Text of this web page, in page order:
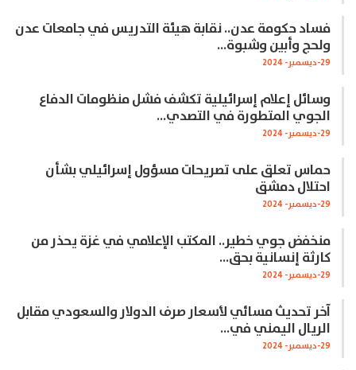
فساد حكومة عدن.. نقابة هيئة التدريس في جامعات عدن
ولحج وأبين وشبوة…
29-ديسمبر- 2024
وسائل إعلام إسرائيلية تكشف فشل منظومات الدفاع
الجوي المتطورة في التصدي…
29-ديسمبر- 2024
حماس تعلق على تصريحات مسؤول إسرائيلي بشأن
احتلال دمشق
29-ديسمبر- 2024
منخفض جوي خطير.. المكتب الإعلامي في غزة يحذر من
كارثة إنسانية بحق…
29-ديسمبر- 2024
آخر تحديث مسائي لأسعار صرف الدولار والسعودي مقابل
الريال اليمني في…
29-ديسمبر- 2024